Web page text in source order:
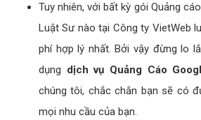
Tuy nhiên, với bất kỳ gói Quảng
Luật Sư nào tại Công ty VietWeb
phí hợp lý nhất. Bởi vậy đừng lo
dụng dịch vụ Quảng Cáo
chúng tôi, chắc chắn bạn sẽ có
mọi nhu cầu của bạn.